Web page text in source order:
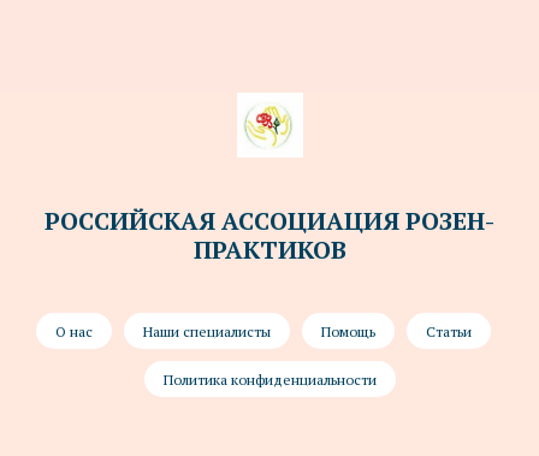
РОССИЙСКАЯ АССОЦИАЦИЯ РОЗЕН-
ПРАКТИКОВ
О нас Наши специалисты Помощь Статьи
Политика конфиденциальности